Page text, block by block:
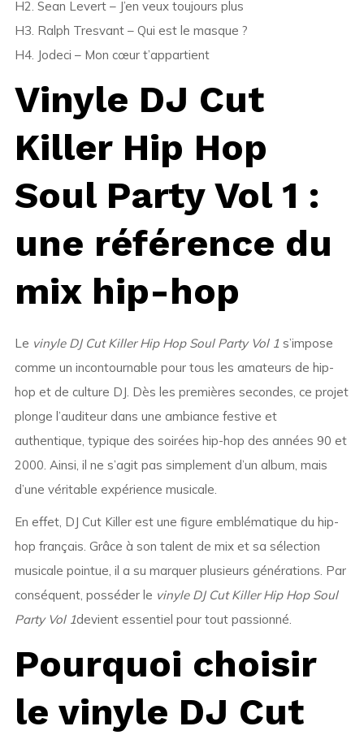
H2. Sean Levert – J’en veux toujours plus
H3. Ralph Tresvant – Qui est le masque ?
H4. Jodeci – Mon cœur t’appartient
Vinyle DJ Cut
Killer Hip Hop
Soul Party Vol 1 :
une référence du
mix hip-hop
Le vinyle DJ Cut Killer Hip Hop Soul Party Vol 1 s’impose
comme un incontournable pour tous les amateurs de hip-
hop et de culture DJ. Dès les premières secondes, ce projet
plonge l’auditeur dans une ambiance festive et
authentique, typique des soirées hip-hop des années 90 et
2000. Ainsi, il ne s’agit pas simplement d’un album, mais
d’une véritable expérience musicale.
En effet, DJ Cut Killerest une figure emblématique du hip-
hop français. Grâce à son talent de mix et sa sélection
musicale pointue, il a su marquer plusieurs générations. Par
conséquent, posséder le vinyle DJ Cut Killer Hip Hop Soul
Party Vol 1devient essentiel pour tout passionné.
Pourquoi choisir
le vinyle DJ Cut